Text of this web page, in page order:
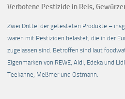
Verbotene Pestizide in Reis,
Zwei Drittel der getesteten Produkte –
waren mit Pestiziden belastet, die in der
zugelassen sind. Betroffen sind laut
Eigenmarken von REWE, Aldi, Edeka und
Teekanne, Meßmer und Ostmann.